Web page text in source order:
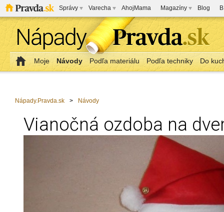
Správy Varecha AhojMama Magazíny Blog
Moje Návody Podľa materiálu Podľa techniky Do
Nápady.Pravda.sk > Návody
Vianočná ozdoba na